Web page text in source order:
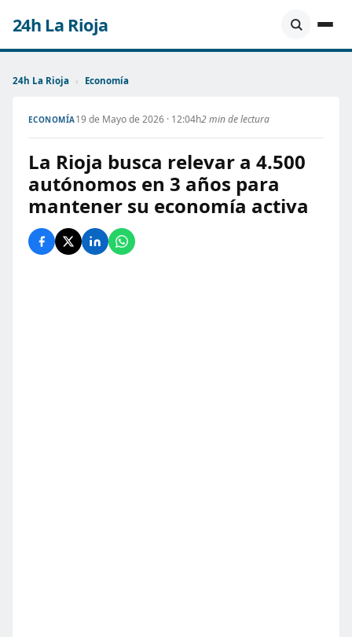
24h La Rioja
24h La Rioja › Economía
ECONOMÍA19 de Mayo de 2026 · 12:04h2 min de lectura
La Rioja busca relevar a 4.500
autónomos en 3 años para
mantener su economía activa